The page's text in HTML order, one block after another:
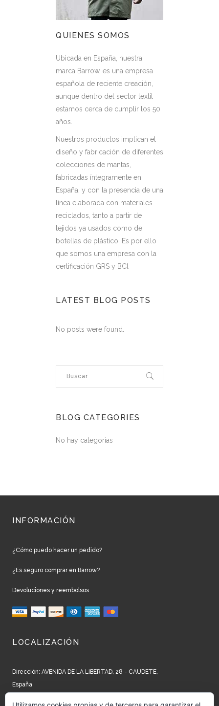
QUIENES SOMOS
Ubicada en España, nuestra
marca Barrow, es una empresa
española de reciente creación,
aunque dentro del sector textil
estamos cerca de cumplir los 50
años.
Nuestros productos implican el
diseño y fabricación de diferentes
colecciones de mantas,
fabricadas íntegramente en
España, y con la presencia de una
línea elaborada con materiales
reciclados, tanto a partir de
tejidos ya usados como de
botellas de plástico. Es por ello
que somos una empresa con la
certificación GRS y BCI.
LATEST BLOG POSTS
No posts were found.
BLOG CATEGORIES
No hay categorías
INFORMACIÓN
¿Cómo puedo hacer un pedido?
¿Es seguro comprar en Barrow?
Devoluciones y reembolsos
LOCALIZACIÓN
Dirección: AVENIDA DE LA LIBERTAD, 28 - CAUDETE,
España
Teléfono: +34 965 827 250